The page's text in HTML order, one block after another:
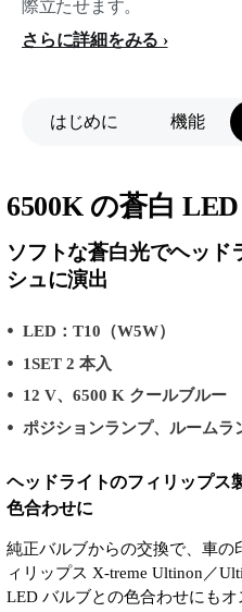
際立たせます。
さらに詳細をみる
はじめに 機能
6500K の蒼白
ソフトな蒼白光でヘッド
シュに演出
LED：T10（W5W）
1SET 2 本入
12 V、6500 K クールブルー
ポジションランプ、ルームラ
ヘッドライトのフィリップス
色合わせに
純正バルブからの交換で、車の
ィリップス X-treme Ultinon／
LED バルブとの色合わせにもオ